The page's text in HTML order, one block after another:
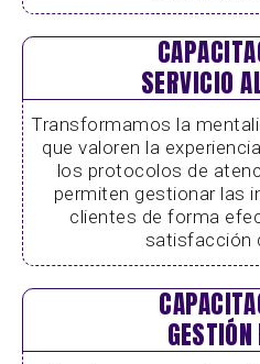
SERVICIO
Transformamos la
que valoren la
los protocolos de
permiten gestionar las
clientes de forma
satisfacción